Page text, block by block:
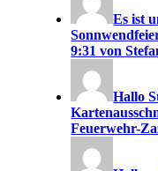
Es ist
9:31 von
Hallo
Feuerwehr-